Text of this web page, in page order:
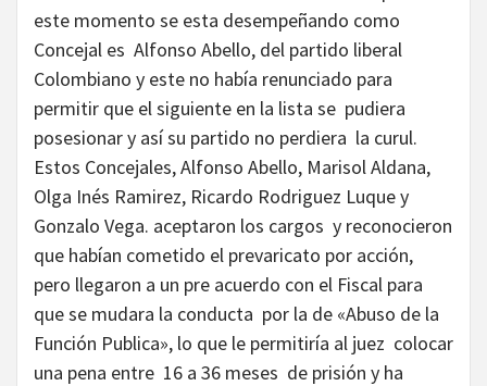
este momento se esta desempeñando como
Concejal es Alfonso Abello, del partido liberal
Colombiano y este no había renunciado para
permitir que el siguiente en la lista se pudiera
posesionar y así su partido no perdiera la curul.
Estos Concejales, Alfonso Abello, Marisol Aldana,
Olga Inés Ramirez, Ricardo Rodriguez Luque y
Gonzalo Vega. aceptaron los cargos y reconocieron
que habían cometido el prevaricato por acción,
pero llegaron a un pre acuerdo con el Fiscal para
que se mudara la conducta por la de «Abuso de la
Función Publica», lo que le permitiría al juez colocar
una pena entre 16 a 36 meses de prisión y ha